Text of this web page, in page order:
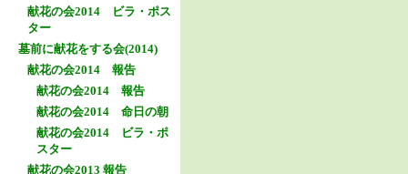
献花の会2014 ビラ・ポス
ター
墓前に献花をする会(2014)
献花の会2014 報告
献花の会2014 報告
献花の会2014 命日の朝
献花の会2014 ビラ・ポ
スター
献花の会2013 報告